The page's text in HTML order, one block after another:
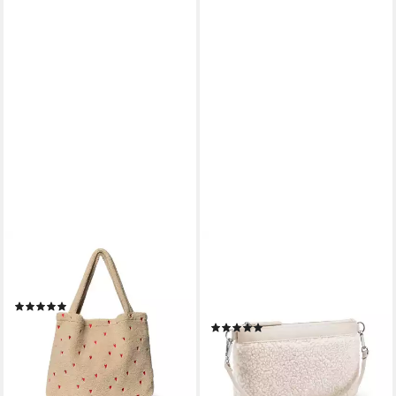
Schultertasche Tasche
TEDDY HEARTS MOM-BAG
(1)
59,95 €
lieferbar - in 2-3 Werktagen bei dir
(2)
ab 29,95 €
lieferbar - in 3-4 Werktagen bei dir